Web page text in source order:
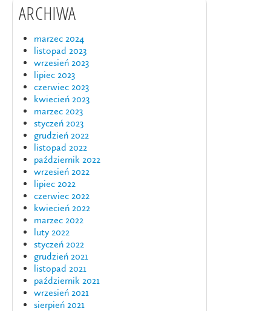
ARCHIWA
marzec 2024
listopad 2023
wrzesień 2023
lipiec 2023
czerwiec 2023
kwiecień 2023
marzec 2023
styczeń 2023
grudzień 2022
listopad 2022
październik 2022
wrzesień 2022
lipiec 2022
czerwiec 2022
kwiecień 2022
marzec 2022
luty 2022
styczeń 2022
grudzień 2021
listopad 2021
październik 2021
wrzesień 2021
sierpień 2021